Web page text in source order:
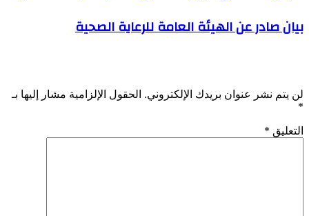
بيان صادر عن الهيئة العامة للرعاية الصحية
لن يتم نشر عنوان بريدك الإلكتروني. الحقول الإلزامية مشار إليها بـ
*
التعليق *